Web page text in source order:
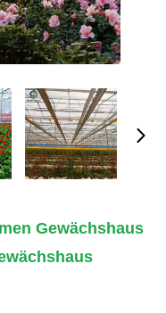
Gewächshaus